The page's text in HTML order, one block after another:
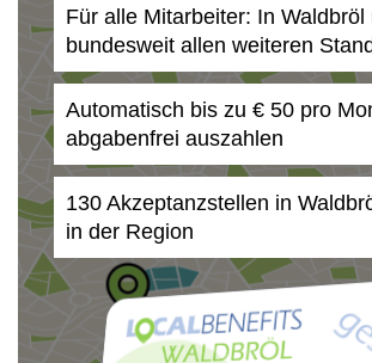
Für alle Mitarbeiter: In Waldbröl
bundesweit allen weiteren
Automatisch bis zu € 50 pro
abgabenfrei auszahlen
130 Akzeptanzstellen in
in der Region